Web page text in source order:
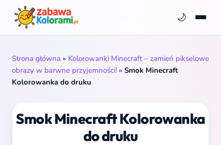
🌙
Strona główna » Kolorowanki Minecraft – zamień pikselowe
obrazy w barwne przyjemności! » Smok Minecraft
Kolorowanka do druku
Smok Minecraft Kolorowanka
do druku